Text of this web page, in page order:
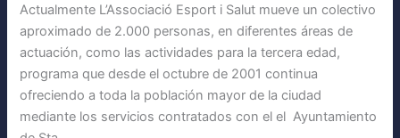
Actualmente L’Associació Esport i Salut mueve un colectivo
aproximado de 2.000 personas, en diferentes áreas de
actuación, como las actividades para la tercera edad,
programa que desde el octubre de 2001 continua
ofreciendo a toda la población mayor de la ciudad
mediante los servicios contratados con el el Ayuntamiento